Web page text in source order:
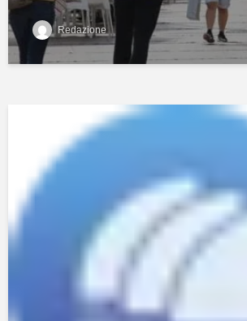
Redazione